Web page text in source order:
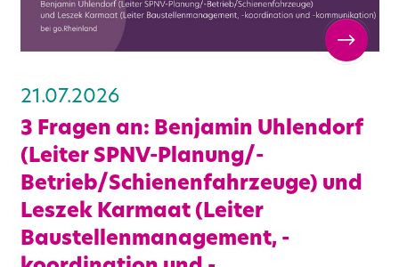
21.07.2026
3 Fragen an: Benjamin Uhlendorf
(Leiter SPNV-Planung/-
Betrieb/Schienenfahrzeuge) und
Leszek Karmaat (Leiter
Baustellenmanagement, -